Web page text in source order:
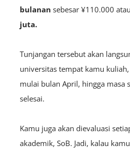
bulanan sebesar ¥110.000
juta.
Tunjangan tersebut akan
universitas tempat kamu
mulai bulan April, hingga masa
selesai.
Kamu juga akan dievaluasi
akademik, SoB. Jadi, kalau